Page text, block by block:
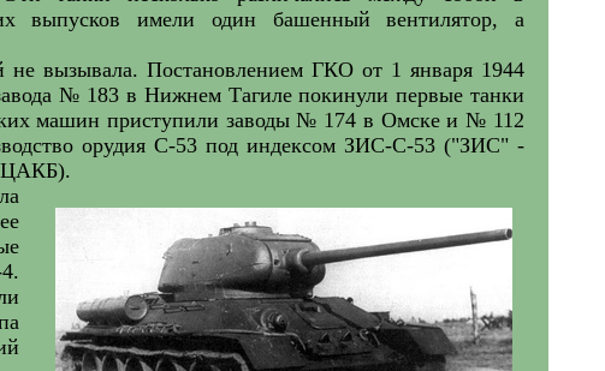
выпусков имели один башенный вентилятор, а
не вызывала. Постановлением ГКО от 1 января 1944
№ 183 в Нижнем Тагиле покинули первые танки
машин приступили заводы № 174 в Омске и № 112
орудия С-53 под индексом ЗИС-С-53 ("ЗИС" -
ЦАКБ).